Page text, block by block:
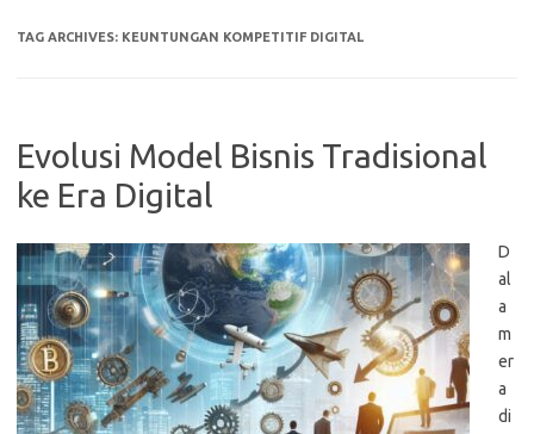
TAG ARCHIVES: KEUNTUNGAN KOMPETITIF DIGITAL
Evolusi Model Bisnis Tradisional
ke Era Digital
D
al
a
m
er
a
di